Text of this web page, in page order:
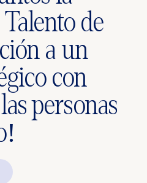
de
a un
con
personas